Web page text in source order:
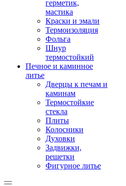
герметик,
мастика
Краски и эмали
Термоизоляция
Фольга
Шнур
термостойкий
Печное и каминное
литье
Дверцы к печам и
каминам
Термостойкие
стекла
Плиты
Колосники
Духовки
Задвижки,
решетки
Фигурное литье